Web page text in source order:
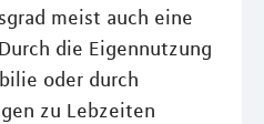
meist auch eine
die Eigennutzung
oder durch
zu Lebzeiten